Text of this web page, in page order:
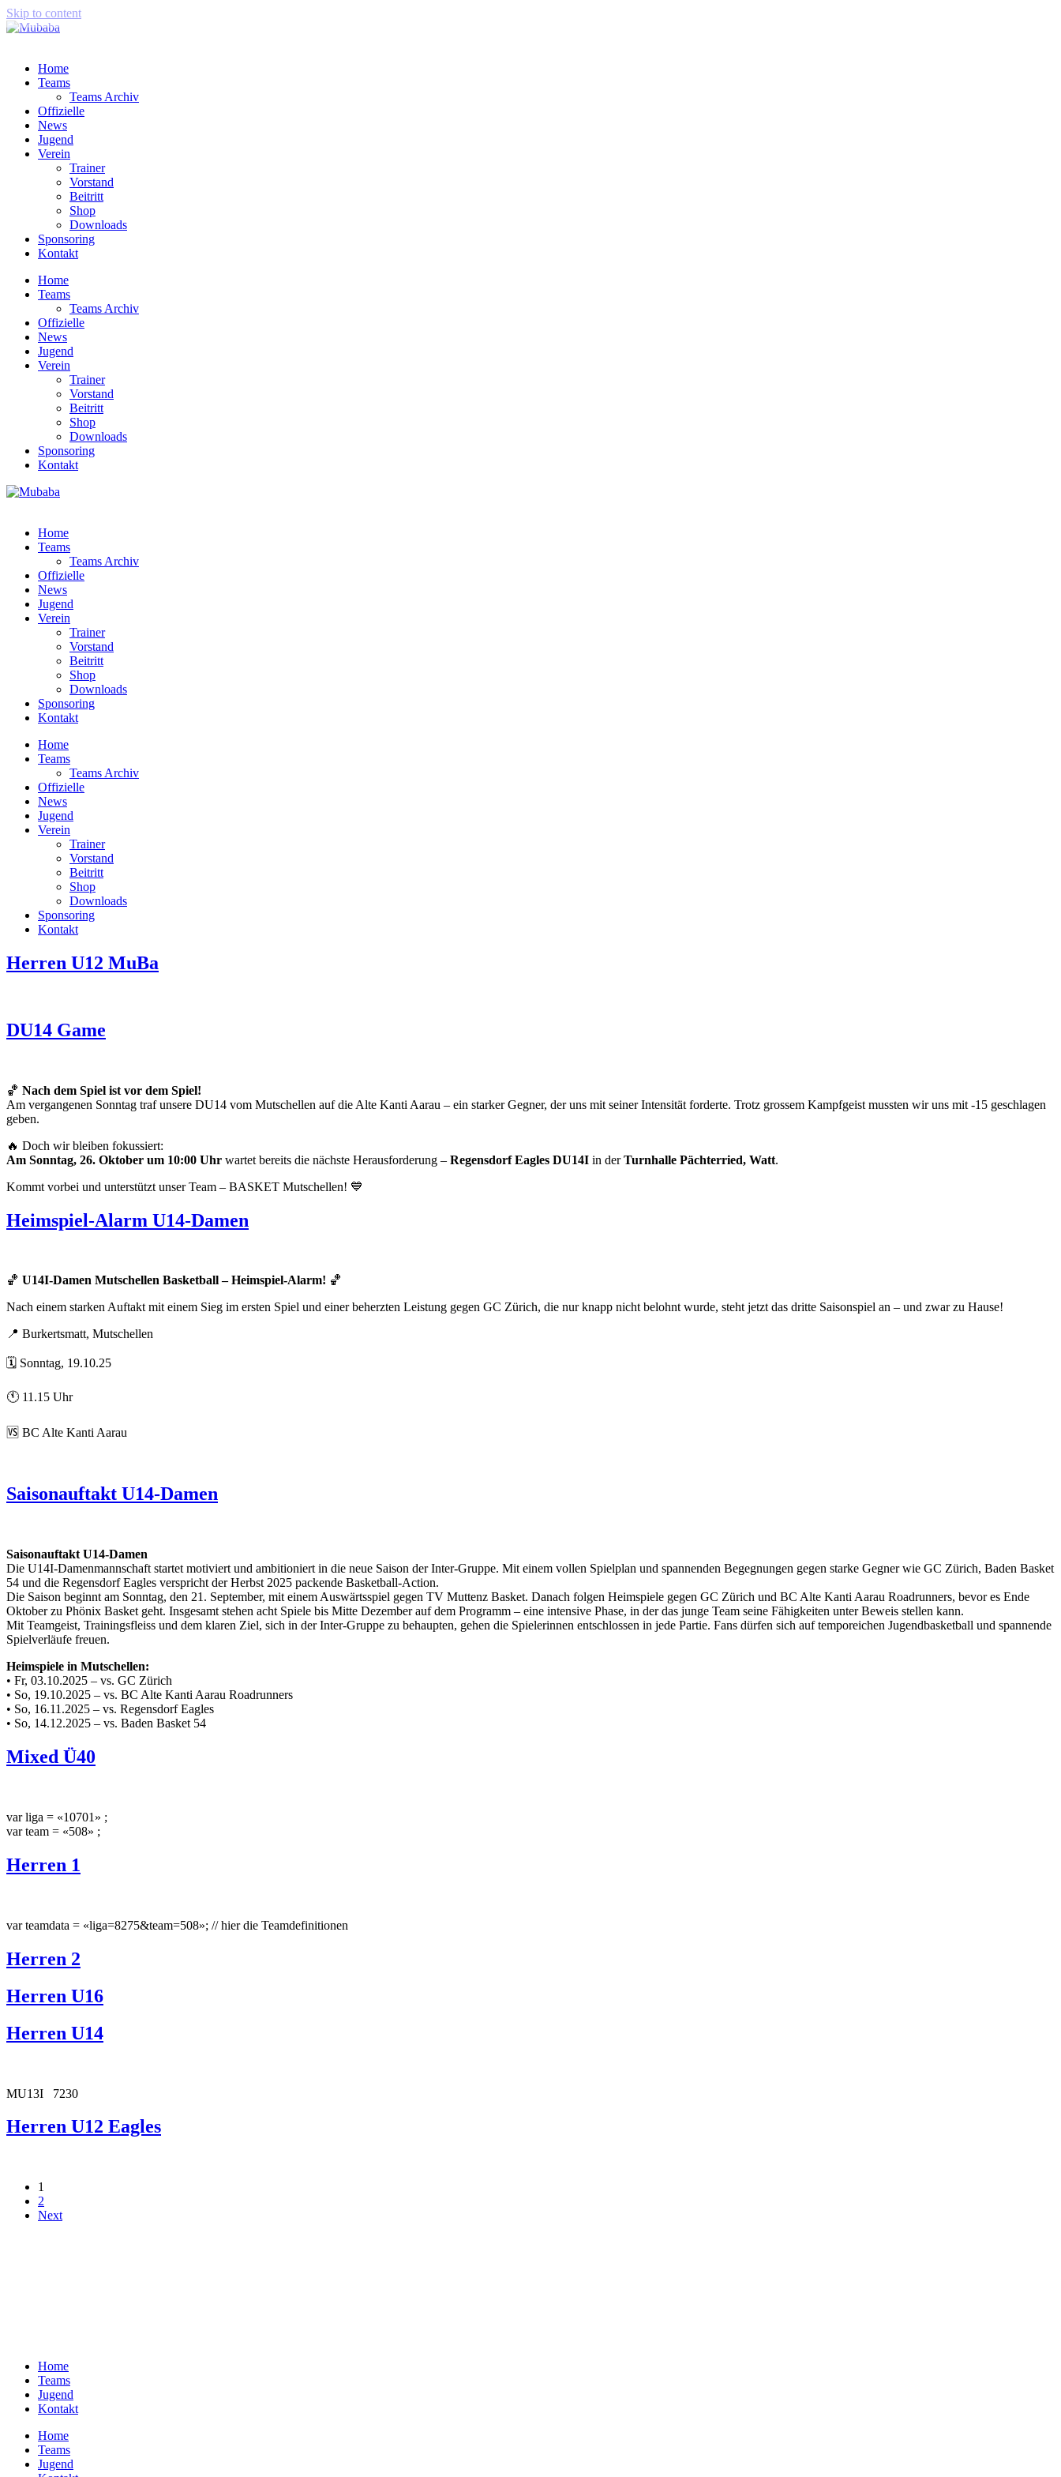
Skip to content
Home
Teams
Teams Archiv
Offizielle
News
Jugend
Verein
Trainer
Vorstand
Beitritt
Shop
Downloads
Sponsoring
Kontakt
Home
Teams
Teams Archiv
Offizielle
News
Jugend
Verein
Trainer
Vorstand
Beitritt
Shop
Downloads
Sponsoring
Kontakt
Home
Teams
Teams Archiv
Offizielle
News
Jugend
Verein
Trainer
Vorstand
Beitritt
Shop
Downloads
Sponsoring
Kontakt
Home
Teams
Teams Archiv
Offizielle
News
Jugend
Verein
Trainer
Vorstand
Beitritt
Shop
Downloads
Sponsoring
Kontakt
Herren U12 MuBa
DU14 Game
🏀 Nach dem Spiel ist vor dem Spiel!
Am vergangenen Sonntag traf unsere DU14 vom Mutschellen auf die Alte Kanti Aarau – ein starker Gegner, der uns mit seiner Intensität forderte. Trotz grossem Kampfgeist mussten wir uns mit -15 geschlagen
geben.
🔥 Doch wir bleiben fokussiert:
Am Sonntag, 26. Oktober um 10:00 Uhr wartet bereits die nächste Herausforderung – Regensdorf Eagles DU14I in derTurnhalle Pächterried, Watt.
Kommt vorbei und unterstützt unser Team – BASKET Mutschellen! 💙
Heimspiel-Alarm U14-Damen
🏀 U14I-Damen Mutschellen Basketball – Heimspiel-Alarm! 🏀
Nach einem starken Auftakt mit einem Sieg im ersten Spiel und einer beherzten Leistung gegen GC Zürich, die nur knapp nicht belohnt wurde, steht jetzt das dritte Saisonspiel an – und zwar zu Hause!
📍 Burkertsmatt, Mutschellen
🗓️ Sonntag, 19.10.25
🕚 11.15 Uhr
🆚 BC Alte Kanti Aarau
Saisonauftakt U14-Damen
Saisonauftakt U14-Damen
Die U14I-Damenmannschaft startet motiviert und ambitioniert in die neue Saison der Inter-Gruppe. Mit einem vollen Spielplan und spannenden Begegnungen gegen starke Gegner wie GC Zürich, Baden Basket
54 und die Regensdorf Eagles verspricht der Herbst 2025 packende Basketball-Action.
Die Saison beginnt am Sonntag, den 21. September, mit einem Auswärtsspiel gegen TV Muttenz Basket. Danach folgen Heimspiele gegen GC Zürich und BC Alte Kanti Aarau Roadrunners, bevor es Ende
Oktober zu Phönix Basket geht. Insgesamt stehen acht Spiele bis Mitte Dezember auf dem Programm – eine intensive Phase, in der das junge Team seine Fähigkeiten unter Beweis stellen kann.
Mit Teamgeist, Trainingsfleiss und dem klaren Ziel, sich in der Inter-Gruppe zu behaupten, gehen die Spielerinnen entschlossen in jede Partie. Fans dürfen sich auf temporeichen Jugendbasketball und spannende
Spielverläufe freuen.
Heimspiele in Mutschellen:
• Fr, 03.10.2025 – vs. GC Zürich
• So, 19.10.2025 – vs. BC Alte Kanti Aarau Roadrunners
• So, 16.11.2025 – vs. Regensdorf Eagles
• So, 14.12.2025 – vs. Baden Basket 54
Mixed Ü40
var liga = «10701» ;
var team = «508» ;
Herren 1
var teamdata = «liga=8275&team=508»; // hier die Teamdefinitionen
Herren 2
Herren U16
Herren U14
MU13I 7230
Herren U12 Eagles
1
2
Next
Home
Teams
Jugend
Kontakt
Home
Teams
Jugend